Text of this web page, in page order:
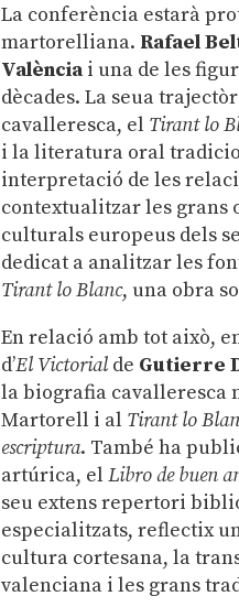
La conferència estarà
martorelliana. Rafael
València i una de les
dècades. La seua
cavalleresca, el Tirant lo
i la literatura oral
interpretació de les
contextualitzar les grans
culturals europeus dels
dedicat a analitzar les
Tirant lo Blanc, una obra
En relació amb tot això,
d’El Victorial de Gutierre
la biografia cavalleresca
Martorell i al Tirant lo
escriptura. També ha
artúrica, elLibro de buen
seu extens repertori
especialitzats, reflectix
cultura cortesana, la
valenciana i les grans